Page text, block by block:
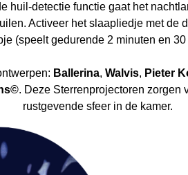
huil-detectie functie gaat het
Activeer het slaapliedje met de
(speelt gedurende 2 minuten en
Ballerina, Walvis, Pieter
. Deze Sterrenprojectoren zorgen
rustgevende sfeer in de kamer.